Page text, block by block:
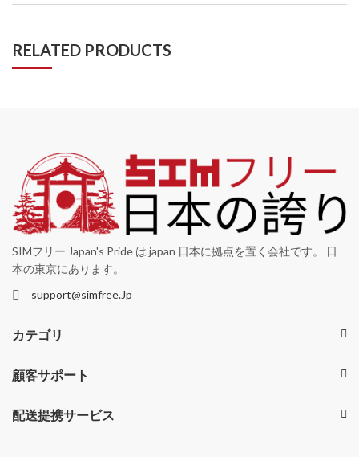
RELATED PRODUCTS
SIMフリー Japan's Pride は japan 日本に拠点を置く会社です。 日
本の東京にあります。
support@simfree.Jp
カテゴリ
顧客サポート
配送提携サービス